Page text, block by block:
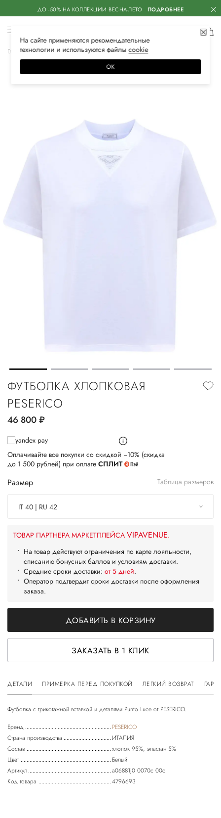
ДО -50% НА КОЛЛЕКЦИИ ВЕСНА-ЛЕТО ПОДРОБНЕЕ
Главная Женская Одежда Футболки
ФУТБОЛКА ХЛОПКОВАЯ
PESERICO
46 800руб.
Оплачивайте все покупки со скидкой −10% (скидка
до 1 500 рублей) при оплате СПЛИТ
Размер Таблица размеров
IT 40 | RU 42
ТОВАР ПАРТНЕРА МАРКЕТПЛЕЙСА VIPAVENUE.
На товар действуют ограничения по карте лояльности,
списанию бонусных баллов и условиям доставки.
Средние сроки доставки: от 5 дней.
Оператор подтвердит сроки доставки после оформления
заказа.
ДОБАВИТЬ В КОРЗИНУ
ЗАКАЗАТЬ В 1 КЛИК
ДЕТАЛИ ПРИМЕРКА ПЕРЕД ПОКУПКОЙ ЛЕГКИЙ ВОЗВРАТ
Бренд
PESERICO
Страна производства
ИТАЛИЯ
Состав
хлопок 95%, эластан 5%
Цвет
Белый
Артикул
a06881j0 0070c 00c
Код товара
4796693
На сайте применяются рекомендательные
технологии и используются файлысооkiе
ОК